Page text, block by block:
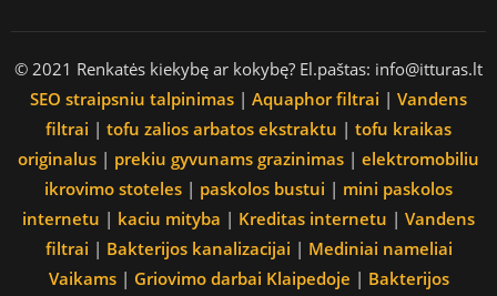
© 2021 Renkatės kiekybę ar kokybę? El.paštas: info@itturas.lt
SEO straipsniu talpinimas | Aquaphor filtrai | Vandens
filtrai | tofu zalios arbatos ekstraktu | tofu kraikas
originalus | prekiu gyvunams grazinimas | elektromobiliu
ikrovimo stoteles | paskolos bustui | mini paskolos
internetu | kaciu mityba | Kreditas internetu | Vandens
filtrai | Bakterijos kanalizacijai | Mediniai nameliai
Vaikams| Griovimo darbai Klaipedoje | Bakterijos